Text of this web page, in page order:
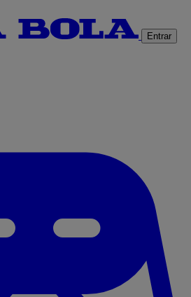
Entrar